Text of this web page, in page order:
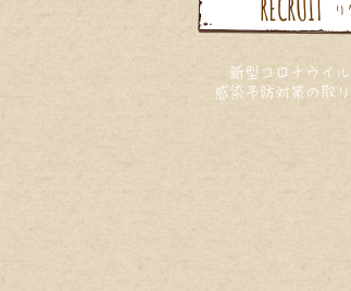
リ
RECRUIT
新型コロナウイル
感染予防対策の取